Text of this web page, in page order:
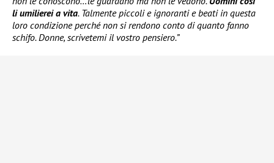
li umilierei a vita. Talmente piccoli e ignoranti e beati in questa
loro condizione perché non si rendono conto di quanto fanno
schifo. Donne, scrivetemi il vostro pensiero.”